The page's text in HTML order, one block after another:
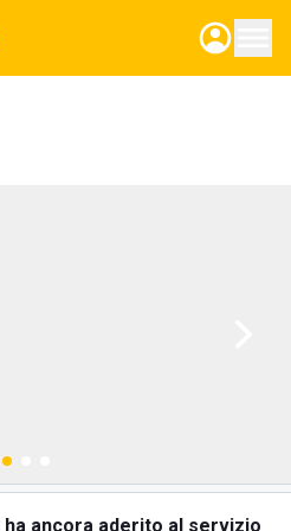
ancora aderito al servizio